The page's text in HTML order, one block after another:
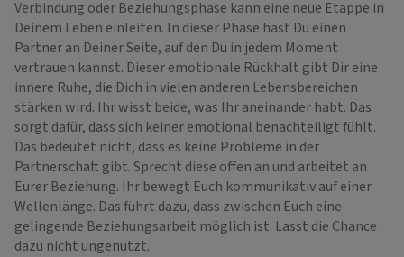
Verbindung oder Beziehungsphase kann eine neue Etappe in
Deinem Leben einleiten. In dieser Phase hast Du einen
Partner an Deiner Seite, auf den Du in jedem Moment
vertrauen kannst. Dieser emotionale Rückhalt gibt Dir eine
innere Ruhe, die Dich in vielen anderen Lebensbereichen
stärken wird. Ihr wisst beide, was Ihr aneinander habt. Das
sorgt dafür, dass sich keiner emotional benachteiligt fühlt.
Das bedeutet nicht, dass es keine Probleme in der
Partnerschaft gibt. Sprecht diese offen an und arbeitet an
Eurer Beziehung. Ihr bewegt Euch kommunikativ auf einer
Wellenlänge. Das führt dazu, dass zwischen Euch eine
gelingende Beziehungsarbeit möglich ist. Lasst die Chance
dazu nicht ungenutzt.